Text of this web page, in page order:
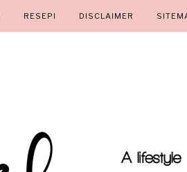
RESEPI DISCLAIMER